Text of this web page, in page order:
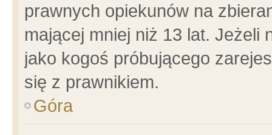
prawnych opiekunów na
mającej mniej niż 13 lat. Jeżeli
jako kogoś próbującego
się z prawnikiem.
Góra